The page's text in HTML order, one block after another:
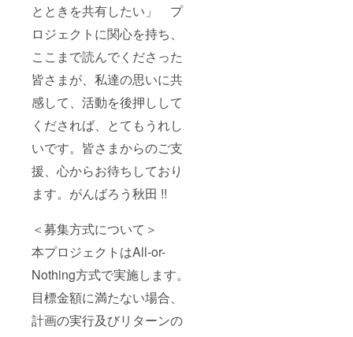
とときを共有したい」 プ
ロジェクトに関心を持ち、
ここまで読んでくださった
皆さまが、私達の思いに共
感して、活動を後押しして
くだされば、とてもうれし
いです。皆さまからのご支
援、心からお待ちしており
ます。がんばろう秋田 !!
＜募集方式について＞
本プロジェクトはAll-or-
Nothing方式で実施します。
目標金額に満たない場合、
計画の実行及びリターンの